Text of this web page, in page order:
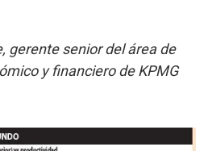
gerente senior del área de
y financiero de KPMG